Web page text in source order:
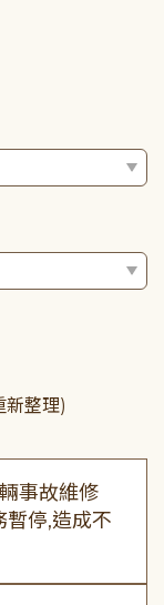
新整理)
事故維修
停,造成不